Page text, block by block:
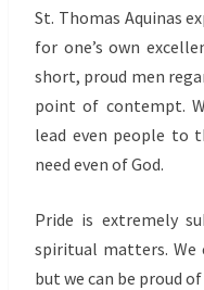
St. Thomas Aquinas
for one’s own
short, proud men
point of contempt.
lead even people to
need even of God.
Pride is extremely
spiritual matters.
but we can be proud